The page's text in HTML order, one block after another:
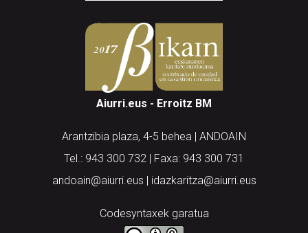
Aiurri.eus - Erroitz BM
Arantzibia plaza, 4-5 behea | ANDOAIN
Tel.: 943 300 732 | Faxa: 943 300 731
andoain@aiurri.eus | idazkaritza@aiurri.eus
Codesyntaxek garatua